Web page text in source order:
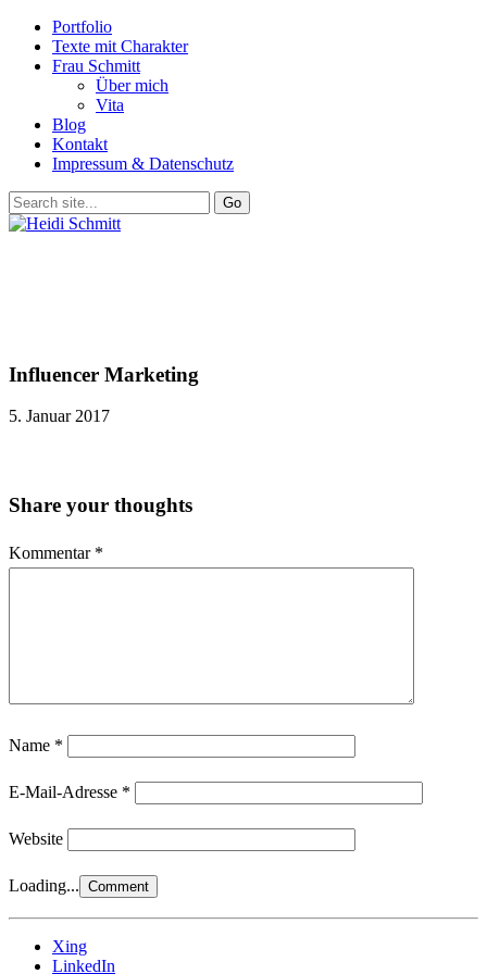
Portfolio
Texte mit Charakter
Frau Schmitt
Über mich
Vita
Blog
Kontakt
Impressum & Datenschutz
Influencer Marketing
5. Januar 2017
Share your thoughts
Kommentar *
Name *
E-Mail-Adresse *
Website
Loading...
Xing
LinkedIn